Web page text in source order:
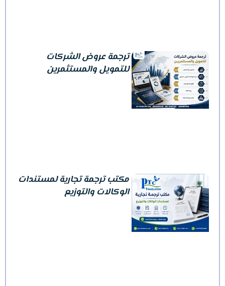
ترجمة عروض الشركات
للتمويل والمستثمرين
مكتب ترجمة تجارية لمستندات
الوكالات والتوزيع